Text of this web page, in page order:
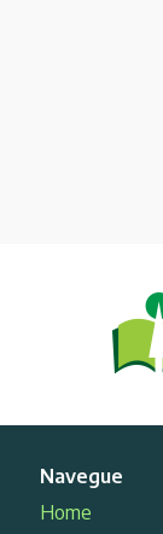
Navegue
Home